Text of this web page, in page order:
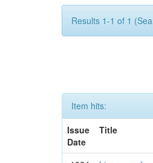
Results 1-1 of 1
Item hits:
Issue
Date
Title